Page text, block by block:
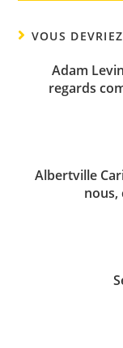
VOUS
Adam
regards
Albertville
nous,